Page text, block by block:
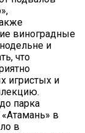
виноградные
и
что
игристых и
парка
в
в